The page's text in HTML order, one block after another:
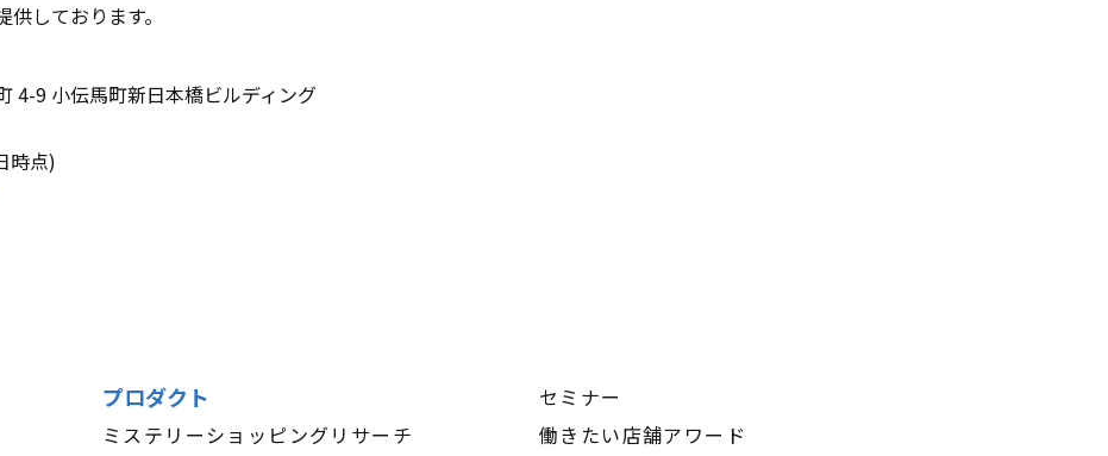
しております。
4-9 小伝馬町新日本橋ビルディング
時点)
プロダクト
ミステリーショッピングリサーチ
セミナー
働きたい店舗アワード